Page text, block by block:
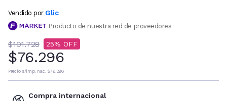
Vendido por Glic
Producto de nuestra red de proveedores
$101.728 25
$76.296
Precio s/imp. nac. $76.296
Compra internacional